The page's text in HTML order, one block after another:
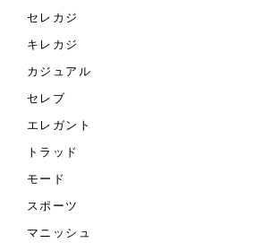
セレカジ
キレカジ
カジュアル
セレブ
エレガント
トラッド
モード
スポーツ
マニッシュ